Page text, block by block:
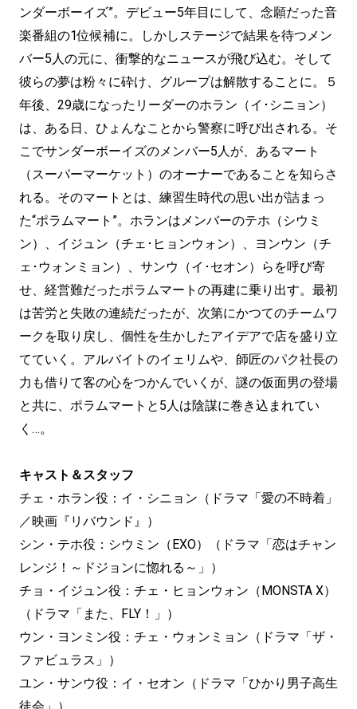
ンダーボーイズ”。デビュー5年目にして、念願だった音
楽番組の1位候補に。しかしステージで結果を待つメン
バー5人の元に、衝撃的なニュースが飛び込む。そして
彼らの夢は粉々に砕け、グループは解散することに。５
年後、29歳になったリーダーのホラン（イ･シニョン）
は、ある日、ひょんなことから警察に呼び出される。そ
こでサンダーボーイズのメンバー5人が、あるマート
（スーパーマーケット）のオーナーであることを知らさ
れる。そのマートとは、練習生時代の思い出が詰まっ
た“ポラムマート”。ホランはメンバーのテホ（シウミ
ン）、イジュン（チェ･ヒョンウォン）、ヨンウン（チ
ェ･ウォンミョン）、サンウ（イ･セオン）らを呼び寄
せ、経営難だったポラムマートの再建に乗り出す。最初
は苦労と失敗の連続だったが、次第にかつてのチームワ
ークを取り戻し、個性を生かしたアイデアで店を盛り立
てていく。アルバイトのイェリムや、師匠のパク社長の
力も借りて客の心をつかんでいくが、謎の仮面男の登場
と共に、ポラムマートと5人は陰謀に巻き込まれてい
く…。
キャスト＆スタッフ
チェ・ホラン役：イ・シニョン（ドラマ「愛の不時着」
／映画『リバウンド』）
シン・テホ役：シウミン（EXO）（ドラマ「恋はチャン
レンジ！～ドジョンに惚れる～」）
チョ・イジュン役：チェ・ヒョンウォン（MONSTA X）
（ドラマ「また、FLY！」）
ウン・ヨンミン役：チェ・ウォンミョン（ドラマ「ザ・
ファビュラス」）
ユン・サンウ役：イ・セオン（ドラマ「ひかり男子高生